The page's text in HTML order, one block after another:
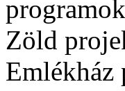
Zöld
Emlékház